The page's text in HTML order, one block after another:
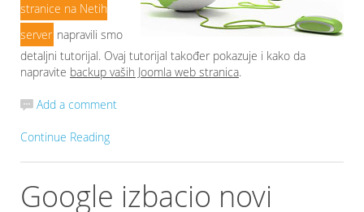
stranice na Netih
server napravili smo
detaljni tutorijal. Ovaj tutorijal također pokazuje i kako da
napravite backup vaših Joomla web stranica.
Add a comment
Continue Reading
Google izbacio novi